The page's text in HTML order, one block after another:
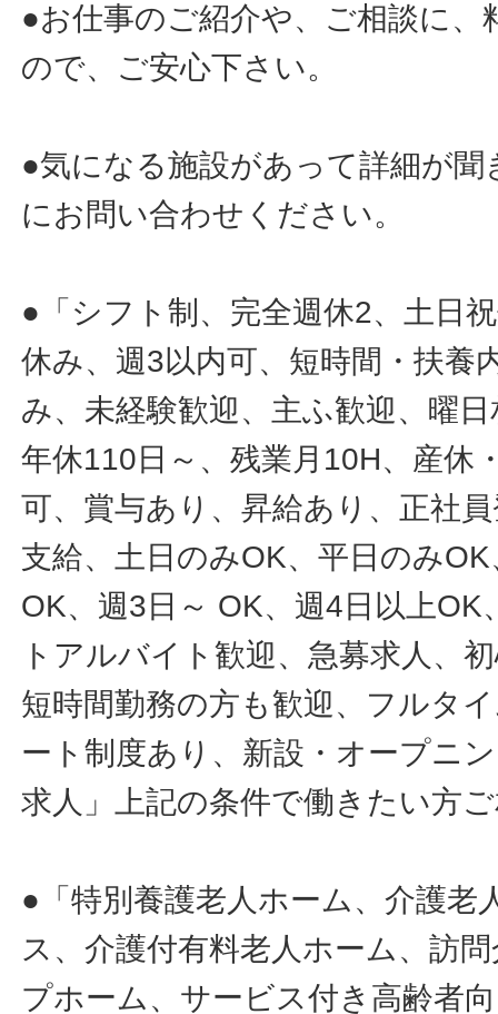
●お仕事のご紹介や、ご相談に
ので、ご安心下さい。
●気になる施設があって詳細が
にお問い合わせください。
●「シフト制、完全週休2、土日
休み、週3以内可、短時間・扶養
み、未経験歓迎、主ふ歓迎、曜
年休110日～、残業月10H、産休
可、賞与あり、昇給あり、正社
支給、土日のみOK、平日のみ
OK、週3日～ OK、週4日以上
トアルバイト歓迎、急募求人、
短時間勤務の方も歓迎、フルタ
ート制度あり、新設・オープニ
求人」上記の条件で働きたい方
●「特別養護老人ホーム、介護老
ス、介護付有料老人ホーム、訪
プホーム、サービス付き高齢者